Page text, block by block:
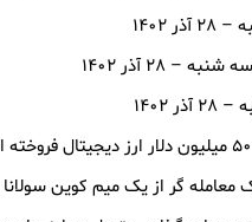
۱۴۰۲
۲۸ آذر ۱۴۰۲